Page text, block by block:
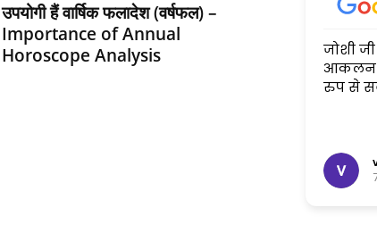
उपयोगी हैं वार्षिक फलादेश (वर्षफल) –
Importance of Annual
Horoscope Analysis
जोशी
आकलन
रुप से